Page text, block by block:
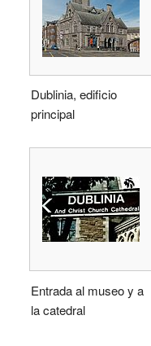
Dublinia, edificio
principal
Entrada al museo y a
la catedral